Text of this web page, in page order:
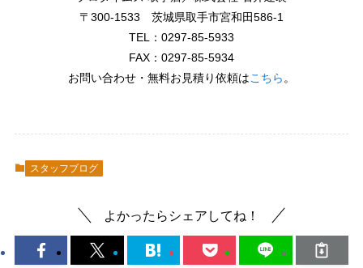
〒300-1533 茨城県取手市宮和田586-1
TEL：0297-85-5933
FAX：0297-85-5934
お問い合わせ・無料お見積り依頼はこちら 。
スタッフブログ
よかったらシェアしてね！